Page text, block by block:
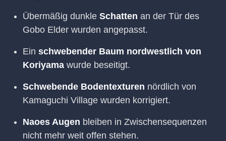
Übermäßig dunkle Schatten an der Tür des
Gobo Elder wurden angepasst.
Ein schwebender Baum nordwestlich von
Koriyama wurde beseitigt.
Schwebende Bodentexturen nördlich von
Kamaguchi Village wurden korrigiert.
Naoes Augen bleiben in Zwischensequenzen
nicht mehr weit offen stehen.